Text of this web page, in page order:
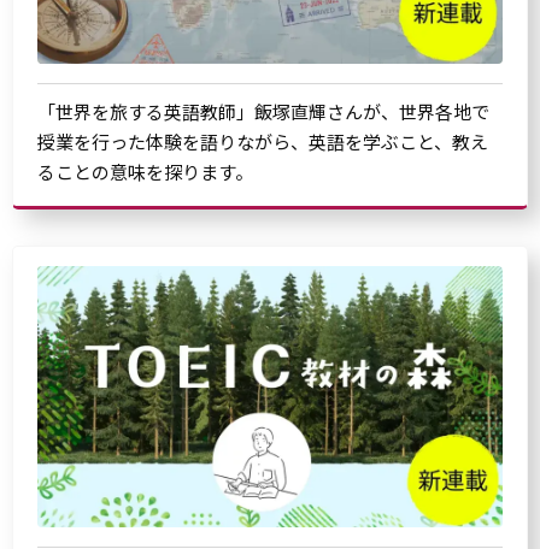
「世界を旅する英語教師」飯塚直輝さんが、世界各地で
授業を行った体験を語りながら、英語を学ぶこと、教え
ることの意味を探ります。